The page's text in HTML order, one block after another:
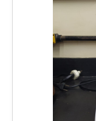
CA NO